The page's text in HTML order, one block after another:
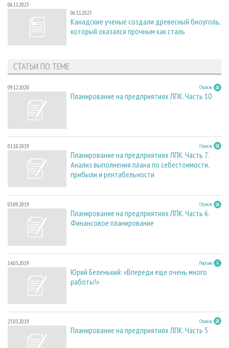
06.11.2025
06.11.2025
Канадские ученые создали древесный биоуголь,
который оказался прочным как сталь
СТАТЬИ ПО ТЕМЕ
09.12.2020 Отрасль
Планирование на предприятиях ЛПК. Часть 10
01.10.2019 Отрасль
Планирование на предприятиях ЛПК. Часть 7.
Анализ выполнения плана по себестоимости,
прибыли и рентабельности
03.09.2019 Отрасль
Планирование на предприятиях ЛПК. Часть 6.
Финансовое планирование
14.05.2019 Персона
Юрий Беленький: «Впереди еще очень много
работы!»
25.03.2019 Отрасль
Планирование на предприятиях ЛПК. Часть 5